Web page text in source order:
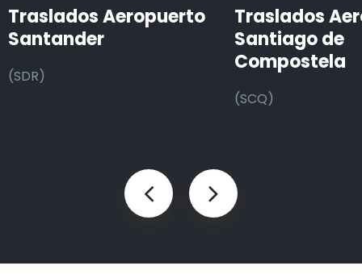
Traslados Aeropuerto
Santander
(SDR)
Traslados
Santiago de
Compostela
(SCQ)